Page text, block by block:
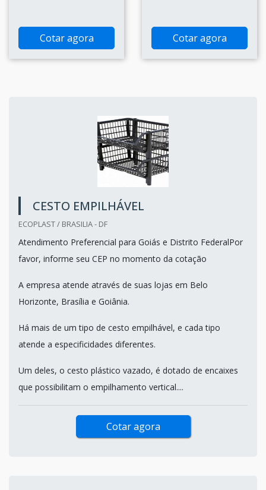
Cotar agora Cotar agora
CESTO EMPILHÁVEL
ECOPLAST / BRASILIA - DF
Atendimento Preferencial para Goiás e Distrito FederalPor
favor, informe seu CEP no momento da cotação
A empresa atende através de suas lojas em Belo
Horizonte, Brasília e Goiânia.
Há mais de um tipo de cesto empilhável, e cada tipo
atende a especificidades diferentes.
Um deles, o cesto plástico vazado, é dotado de encaixes
que possibilitam o empilhamento vertical....
Cotar agora